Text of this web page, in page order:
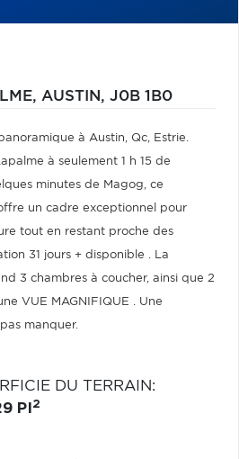
AUSTIN, J0B 1B0
à Austin, Qc, Estrie.
à seulement 1 h 15 de
minutes de Magog, ce
un cadre exceptionnel pour
tout en restant proche des
31 jours + disponible . La
3 chambres à coucher, ainsi que 2
VUE MAGNIFIQUE . Une
manquer.
DU TERRAIN:
PI 2